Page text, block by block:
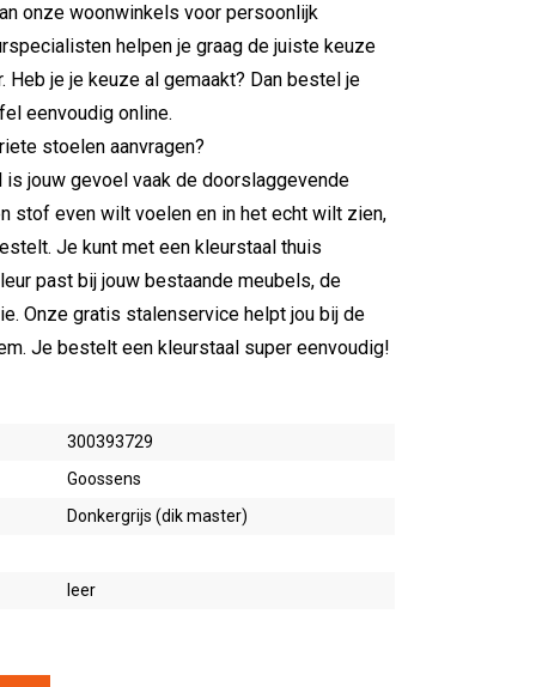
onze woonwinkels voor persoonlijk
helpen je graag de juiste keuze
Heb je je keuze al gemaakt? Dan bestel je
eenvoudig online.
stoelen aanvragen?
is jouw gevoel vaak de doorslaggevende
stof even wilt voelen en in het echt wilt zien,
Je kunt met een kleurstaal thuis
past bij jouw bestaande meubels, de
Onze gratis stalenservice helpt jou bij de
Je bestelt een kleurstaal super eenvoudig!
300393729
Goossens
Donkergrijs (dik master)
leer